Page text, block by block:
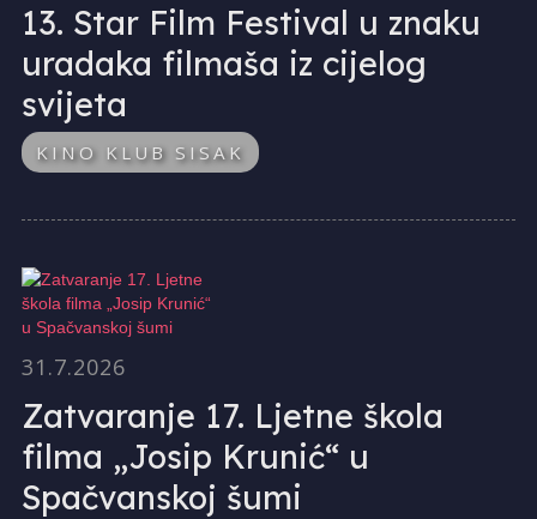
13. Star Film Festival u znaku
uradaka filmaša iz cijelog
svijeta
KINO KLUB SISAK
31.7.2026
Zatvaranje 17. Ljetne škola
filma „Josip Krunić“ u
Spačvanskoj šumi